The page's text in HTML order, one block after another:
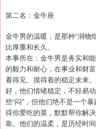
第二名：金牛座
金牛男的温暖，是那种“润物
比厚重和长久。
本事所在：金牛男是务实和
的毅力和耐心，在事业和财
看得见、摸得着的稳定未来
好，他们情绪稳定，不轻易
些“闷”，但他们绝不是一个
得你爱吃的菜，默默帮你解
靠。他们的温柔，是历经时间